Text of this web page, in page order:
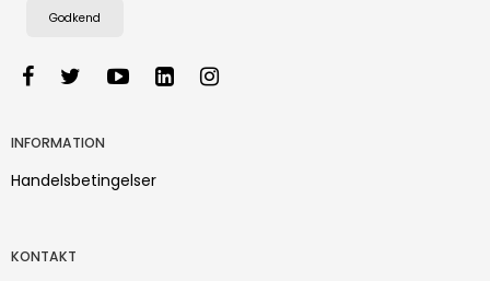
Godkend
INFORMATION
Handelsbetingelser
KONTAKT